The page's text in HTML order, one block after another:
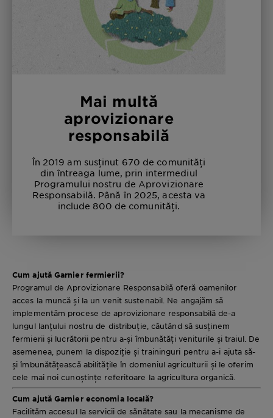
Mai multă
aprovizionare
responsabilă
În 2019 am susținut 670 de comunități
din întreaga lume, prin intermediul
Programului nostru de Aprovizionare
Responsabilă. Până în 2025, acesta va
include 800 de comunități.
Cum ajută Garnier fermierii?
Programul de Aprovizionare Responsabilă oferă oamenilor
acces la muncă și la un venit sustenabil. Ne angajăm să
implementăm procese de aprovizionare responsabilă de-a
lungul lanțului nostru de distribuție, căutând să susținem
fermierii și lucrătorii pentru a-și îmbunătăți veniturile și traiul. De
asemenea, punem la dispoziție și traininguri pentru a-i ajuta să-
și îmbunătățească abilitățile în domeniul agriculturii și le oferim
cele mai noi cunoștințe referitoare la agricultura organică.
Cum ajută Garnier economia locală?
Facilităm accesul la servicii de sănătate sau la mecanisme de